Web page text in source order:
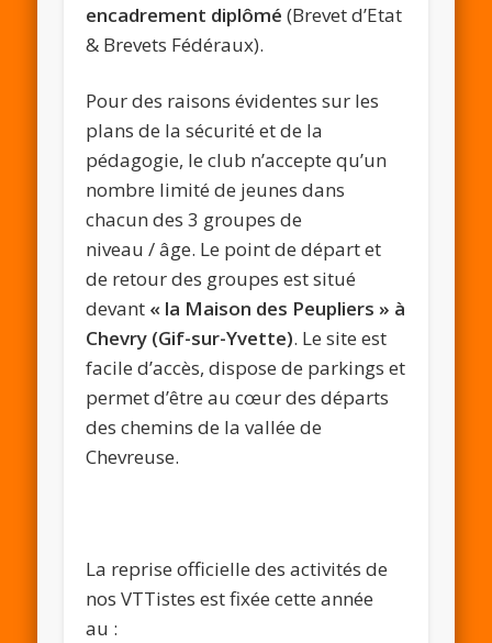
encadrement diplômé (Brevet d’Etat
& Brevets Fédéraux).
Pour des raisons évidentes sur les
plans de la sécurité et de la
pédagogie, le club n’accepte qu’un
nombre limité de jeunes dans
chacun des 3 groupes de
niveau / âge. Le point de départ et
de retour des groupes est situé
devant « la Maison des Peupliers » à
Chevry (Gif-sur-Yvette). Le site est
facile d’accès, dispose de parkings et
permet d’être au cœur des départs
des chemins de la vallée de
Chevreuse.
La reprise officielle des activités de
nos VTTistes est fixée cette année
au :